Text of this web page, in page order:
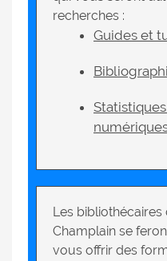
recherches :
Guides et
Les
Champlain se
vous offrir des